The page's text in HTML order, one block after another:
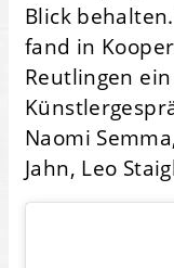
Blick
fand in
Reutlingen
Naomi
Jahn, Leo